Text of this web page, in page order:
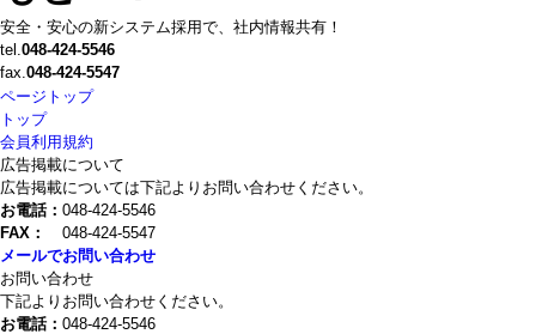
安全・安心の新システム採用で、社内情報共有！
tel.048-424-5546
fax.048-424-5547
ページトップ
トップ
会員利用規約
広告掲載について
広告掲載については下記よりお問い合わせください。
お電話： 048-424-5546
FAX：
048-424-5547
メールでお問い合わせ
お問い合わせ
下記よりお問い合わせください。
お電話： 048-424-5546